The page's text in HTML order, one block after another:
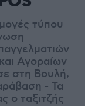
τύπου
Αγοραίων
στη Βουλή,
- Τα
ο ταξιτζής